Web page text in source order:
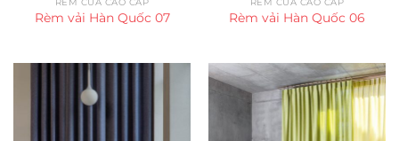
Rèm vải Hàn Quốc 07 Rèm vải Hàn Quốc 06